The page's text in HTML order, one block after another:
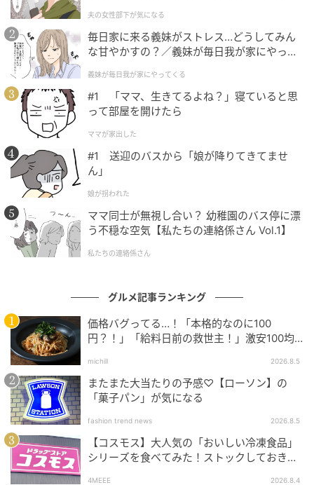
夫の女性部下が気になる
毎日家に来る義妹がストレス…どうしてみん
な甘やかすの？／義妹が毎日我が家にやって
が】
義妹が毎日我が家にやってくる
#1 「ママ、生きてるよね？」寝ていると思
って部屋を開けたら
ママが家出した
#1 送迎のバスから「娘が降りてきてませ
ん」
娘が拐われた
ママ同士が無視し合い？ 幼稚園のバス停に漂
う不穏な空気【私たちの連絡係さん Vol.1】
私たちの連絡係さん
グルメ記事ランキング
価格バグってる…！「本格的なのに100
円？！」「給料日前の救世主！」激安100均
michill 2026.8.5
またまた大当たりの予感♡【ローソン】の
「菓子パン」が気になる
fashion trend news 2026.8.5
【コスモス】大人気の「おいしい冷凍食品」
シリーズを食べてみた！ストックしておきた
4MEEE 2026.8.4